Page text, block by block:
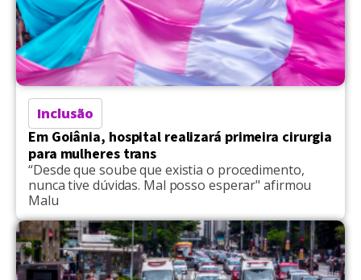
Inclusão
Em Goiânia, hospital realizará primeira cirurgia
para mulheres trans
“Desde que soube que existia o procedimento,
nunca tive dúvidas. Mal posso esperar" afirmou
Malu